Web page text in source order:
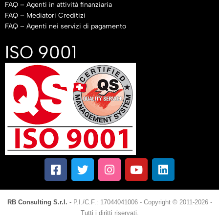
FAQ – Agenti in attività finanziaria
FAQ – Mediatori Creditizi
FAQ – Agenti nei servizi di pagamento
ISO 9001
RB Consulting S.r.l. - P.I./C.F.: 17044041006 - Copyright © 2011-2026 -
Tutti i diritti riservati.